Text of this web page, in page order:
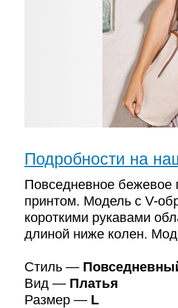
Подробности на
Повседневное
принтом. Модель с V-
короткими рукавами
длиной ниже колен.
Стиль —
Вид — Платья
Размер — L